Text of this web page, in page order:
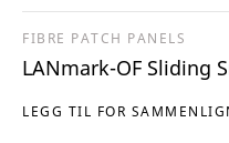
LEGG TIL FOR
FIBRE PATCH PANELS
LANmark-OF Sliding